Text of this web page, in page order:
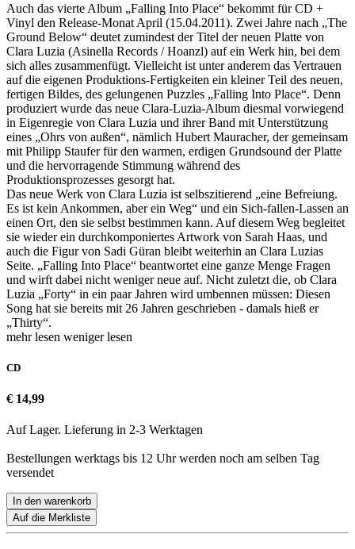
Auch das vierte Album „Falling Into Place“ bekommt für CD +
Vinyl den Release-Monat April (15.04.2011). Zwei Jahre nach „The
Ground Below“ deutet zumindest der Titel der neuen Platte von
Clara Luzia (Asinella Records / Hoanzl) auf ein Werk hin, bei dem
sich alles zusammenfügt. Vielleicht ist unter anderem das Vertrauen
auf die eigenen Produktions-Fertigkeiten ein kleiner Teil des neuen,
fertigen Bildes, des gelungenen Puzzles „Falling Into Place“. Denn
produziert wurde das neue Clara-Luzia-Album diesmal vorwiegend
in Eigenregie von Clara Luzia und ihrer Band mit Unterstützung
eines „Ohrs von außen“, nämlich Hubert Mauracher, der gemeinsam
mit Philipp Staufer für den warmen, erdigen Grundsound der Platte
und die hervorragende Stimmung während des
Produktionsprozesses gesorgt hat.
Das neue Werk von Clara Luzia ist selbszitierend „eine Befreiung.
Es ist kein Ankommen, aber ein Weg“ und ein Sich-fallen-Lassen an
einen Ort, den sie selbst bestimmen kann. Auf diesem Weg begleitet
sie wieder ein durchkomponiertes Artwork von Sarah Haas, und
auch die Figur von Sadi Güran bleibt weiterhin an Clara Luzias
Seite. „Falling Into Place“ beantwortet eine ganze Menge Fragen
und wirft dabei nicht weniger neue auf. Nicht zuletzt die, ob Clara
Luzia „Forty“ in ein paar Jahren wird umbennen müssen: Diesen
Song hat sie bereits mit 26 Jahren geschrieben - damals hieß er
„Thirty“.
mehr lesen weniger lesen
CD
€ 14,99
Auf Lager. Lieferung in 2-3 Werktagen
Bestellungen werktags bis 12 Uhr werden noch am selben Tag
versendet
In den warenkorb
Auf die Merkliste